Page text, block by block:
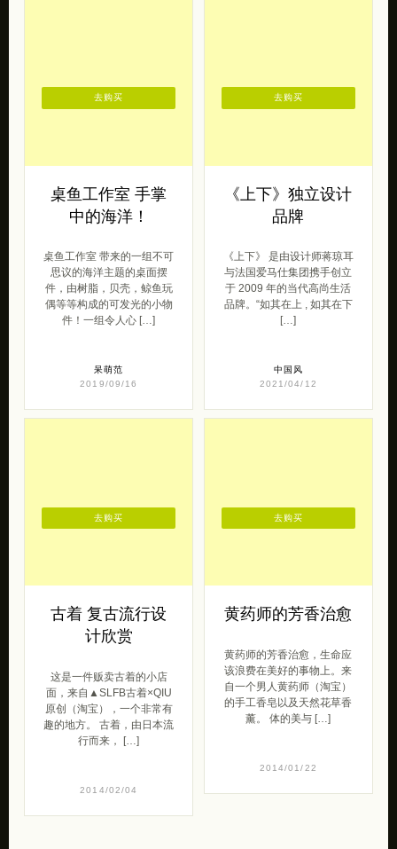
桌鱼工作室 手掌
中的海洋！
桌鱼工作室 带来的一组不可
思议的海洋主题的桌面摆
件，由树脂，贝壳，鲸鱼玩
偶等等构成的可发光的小物
件！一组令人心 […]
呆萌范
2019/09/16
去购买
《上下》独立设计
品牌
《上下》 是由设计师蒋琼耳
与法国爱马仕集团携手创立
于 2009 年的当代高尚生活
品牌。“如其在上 , 如其在下
[…]
中国风
2021/04/12
去购买
古着 复古流行设
计欣赏
这是一件贩卖古着的小店
面，来自▲SLFB古着×QIU
原创（淘宝），一个非常有
趣的地方。 古着，由日本流
行而来， […]
2014/02/04
去购买
黄药师的芳香治愈
黄药师的芳香治愈，生命应
该浪费在美好的事物上。来
自一个男人黄药师（淘宝）
的手工香皂以及天然花草香
薰。 体的美与 […]
2014/01/22
去购买